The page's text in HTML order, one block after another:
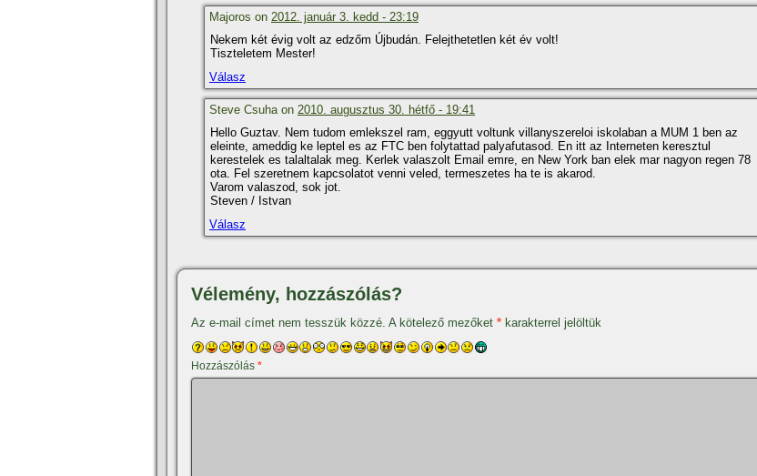
Majoros on 2012. január 3. kedd - 23:19
Nekem két évig volt az edzőm Újbudán. Felejthetetlen két év volt!
Tiszteletem Mester!
Válasz
Steve Csuha on 2010. augusztus 30. hétfő - 19:41
Hello Guztav. Nem tudom emlekszel ram, eggyutt voltunk villanyszereloi iskolaban a MUM 1 ben az
eleinte, ameddig ke leptel es az FTC ben folytattad palyafutasod. En itt az Interneten keresztul
kerestelek es talaltalak meg. Kerlek valaszolt Email emre, en New York ban elek mar nagyon regen 78
ota. Fel szeretnem kapcsolatot venni veled, termeszetes ha te is akarod.
Varom valaszod, sok jot.
Steven / Istvan
Válasz
Vélemény, hozzászólás?
Az e-mail címet nem tesszük közzé. A kötelező mezőket * karakterrel jelöltük
Hozzászólás *